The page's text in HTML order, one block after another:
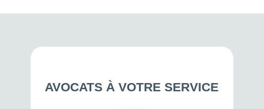
AVOCATS À VOTRE SERVICE